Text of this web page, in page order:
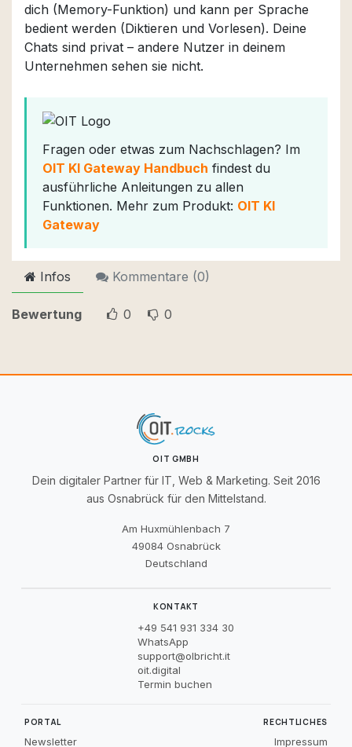
dich (Memory-Funktion) und kann per Sprache
bedient werden (Diktieren und Vorlesen). Deine
Chats sind privat – andere Nutzer in deinem
Unternehmen sehen sie nicht.
Fragen oder etwas zum Nachschlagen? Im
OIT KI Gateway Handbuch findest du
ausführliche Anleitungen zu allen
Funktionen. Mehr zum Produkt: OIT KI
Gateway
Infos Kommentare (0)
Bewertung 0 0
OIT GMBH
Dein digitaler Partner für IT, Web & Marketing. Seit 2016
aus Osnabrück für den Mittelstand.
Am Huxmühlenbach 7
49084 Osnabrück
Deutschland
PORTAL
Newsletter
KONTAKT
+49 541 931 334 30
WhatsApp
support@olbricht.it
oit.digital
Termin buchen
RECHTLICHES
Impressum